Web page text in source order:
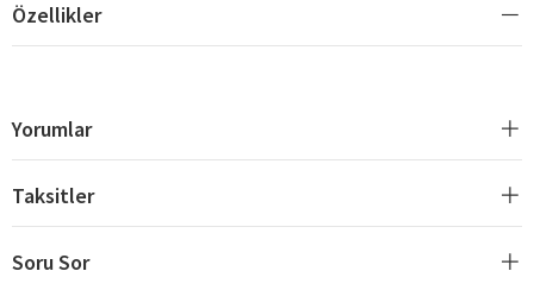
Özellikler
Yorumlar
Taksitler
Soru Sor